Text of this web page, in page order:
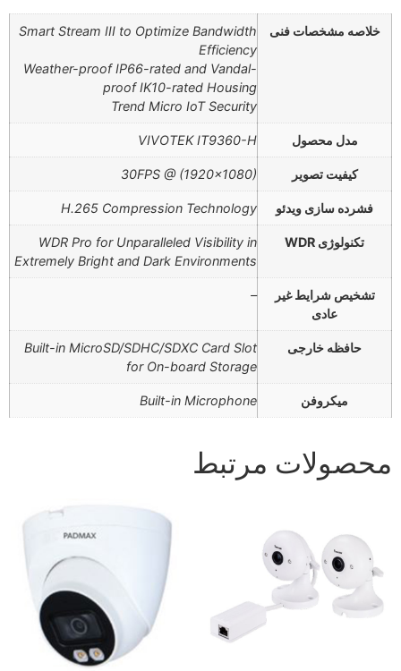
خلاصه مشخصات فنی
Smart Stream III to Optimize Bandwidth
Efficiency
Weather-proof IP66-rated and Vandal-
proof IK10-rated Housing
Trend Micro IoT Security
مدل محصول VIVOTEK IT9360-H
کیفیت تصویر 30FPS @ (1920×1080)
فشرده سازی ویدئو H.265 Compression Technology
تکنولوژی WDR
WDR Pro for Unparalleled Visibility in
Extremely Bright and Dark Environments
تشخیص شرایط غیر
عادی
–
حافظه خارجی
Built-in MicroSD/SDHC/SDXC Card Slot
for On-board Storage
میکروفن Built-in Microphone
محصولات مرتبط